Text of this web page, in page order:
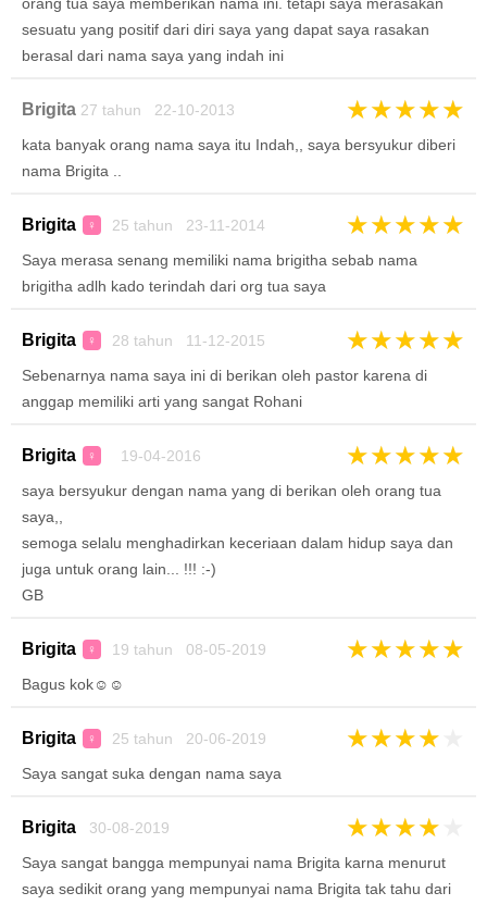
sesuatu yang positif dari diri saya yang dapat saya rasakan
berasal dari nama saya yang indah ini
Brigita 27 tahun 22-10-2013 ★★★★★
kata banyak orang nama saya itu Indah,, saya bersyukur diberi
nama Brigita ..
Brigita ♀ 25 tahun 23-11-2014 ★★★★★
Saya merasa senang memiliki nama brigitha sebab nama
brigitha adlh kado terindah dari org tua saya
Brigita ♀ 28 tahun 11-12-2015 ★★★★★
Sebenarnya nama saya ini di berikan oleh pastor karena di
anggap memiliki arti yang sangat Rohani
Brigita ♀ 19-04-2016 ★★★★★
saya bersyukur dengan nama yang di berikan oleh orang tua
saya,,
semoga selalu menghadirkan keceriaan dalam hidup saya dan
juga untuk orang lain... !!! :-)
GB
Brigita ♀ 19 tahun 08-05-2019 ★★★★★
Bagus kok☺☺
Brigita ♀ 25 tahun 20-06-2019 ★★★★
Saya sangat suka dengan nama saya
Brigita 30-08-2019 ★★★★
Saya sangat bangga mempunyai nama Brigita karna menurut
saya sedikit orang yang mempunyai nama Brigita tak tahu dari